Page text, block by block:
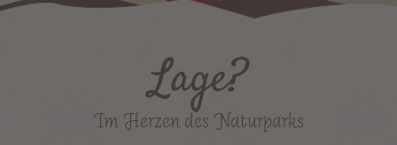
Lage?
Im Herzen des Naturparks